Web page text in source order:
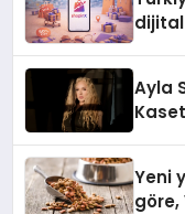
Ayla
Yeni
göre,